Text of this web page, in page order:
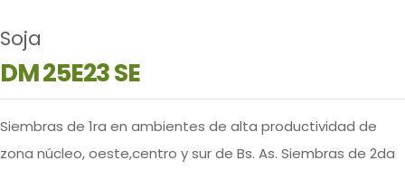
Soja
DM 25E23 SE
Siembras de 1ra en ambientes de alta productividad de
zona núcleo, oeste,centro y sur de Bs. As. Siembras de 2da